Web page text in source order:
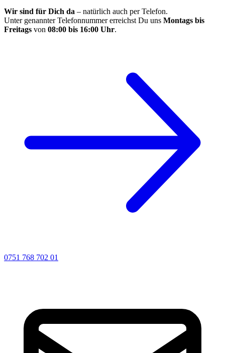
Wir sind für Dich da – natürlich auch per Telefon.
Unter genannter Telefonnummer erreichst Du uns Montags bis
Freitags von 08:00 bis 16:00 Uhr.
0751 768 702 01